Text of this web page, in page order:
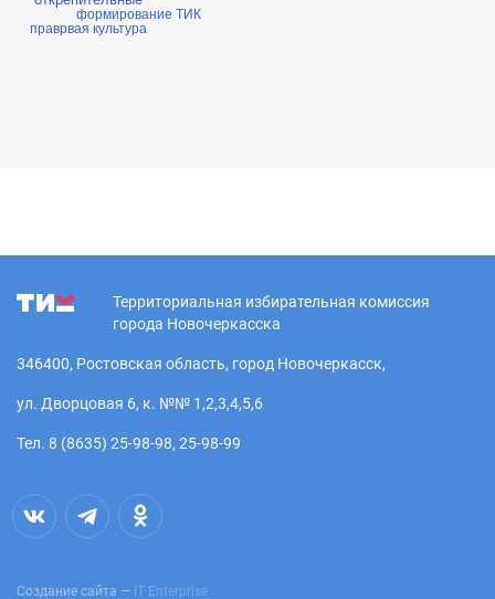
праврвая культура
формирование ТИК
Территориальная избирательная комиссия
города Новочеркасска
346400, Ростовская область, город Новочеркасск,
ул. Дворцовая 6, к. №№ 1,2,3,4,5,6
Тел. 8 (8635) 25-98-98, 25-98-99
Создание сайта — IT Enterprise